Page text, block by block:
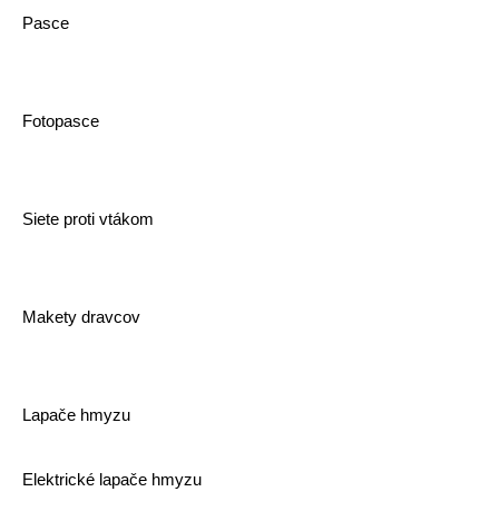
Pasce
Fotopasce
Siete proti vtákom
Makety dravcov
Lapače hmyzu
Elektrické lapače hmyzu